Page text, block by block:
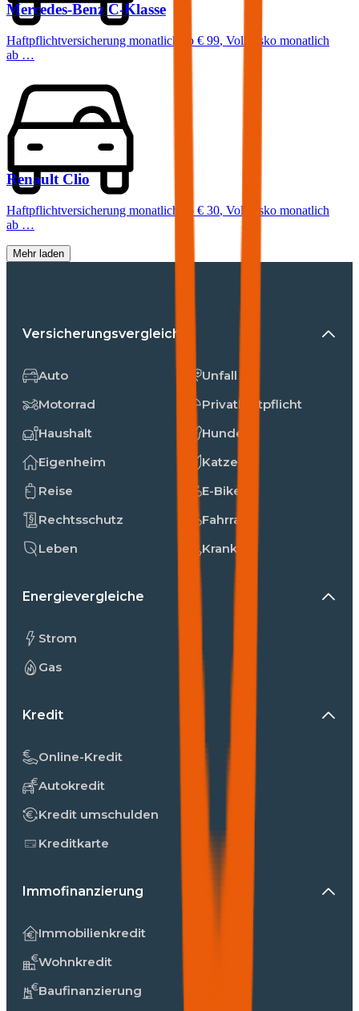
Mercedes-Benz C-Klasse
Haftpflichtversicherung monatlich ab € 99, Vollkasko monatlich
ab …
Renault Clio
Haftpflichtversicherung monatlich ab € 30, Vollkasko monatlich
ab …
Mehr laden
Versicherungsvergleiche
Auto
Motorrad
Haushalt
Eigenheim
Reise
Rechtsschutz
Leben
Unfall
Privathaftpflicht
Hunde
Katzen
E-Bike
Fahrrad
Kranken
Energievergleiche
Strom
Gas
Kredit
Online-Kredit
Autokredit
Kredit umschulden
Kreditkarte
Immofinanzierung
Immobilienkredit
Wohnkredit
Baufinanzierung